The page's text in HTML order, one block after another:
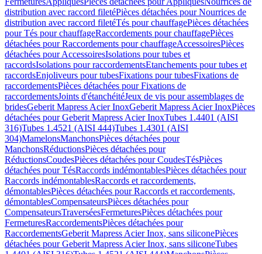
distribution avec raccord filetéPièces détachées pour Nourrices de
distribution avec raccord filetéTés pour chauffagePièces détachées
pour Tés pour chauffageRaccordements pour chauffagePièces
détachées pour Raccordements pour chauffageAccessoiresPièces
détachées pour AccessoiresIsolations pour tubes et
raccordsIsolations pour raccordementsEtanchements pour tubes et
raccordsEnjoliveurs pour tubesFixations pour tubesFixations de
raccordementsPièces détachées pour Fixations de
raccordementsJoints d'étanchéitéJeux de vis pour assemblages de
bridesGeberit Mapress Acier InoxGeberit Mapress Acier InoxPièces
détachées pour Geberit Mapress Acier InoxTubes 1.4401 (AISI
316)Tubes 1.4521 (AISI 444)Tubes 1.4301 (AISI
304)MamelonsManchonsPièces détachées pour
ManchonsRéductionsPièces détachées pour
RéductionsCoudesPièces détachées pour CoudesTésPièces
détachées pour TésRaccords indémontablesPièces détachées pour
Raccords indémontablesRaccords et raccordements,
démontablesPièces détachées pour Raccords et raccordements,
démontablesCompensateursPièces détachées pour
CompensateursTraverséesFermeturesPièces détachées pour
FermeturesRaccordementsPièces détachées pour
RaccordementsGeberit Mapress Acier Inox, sans siliconePièces
détachées pour Geberit Mapress Acier Inox, sans siliconeTubes